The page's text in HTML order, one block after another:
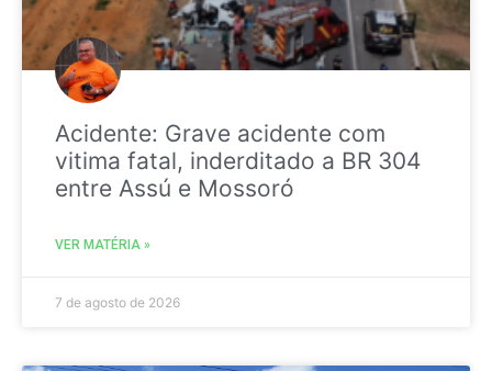
Acidente: Grave acidente com
vitima fatal, inderditado a BR 304
entre Assú e Mossoró
VER MATÉRIA »
7 de agosto de 2026